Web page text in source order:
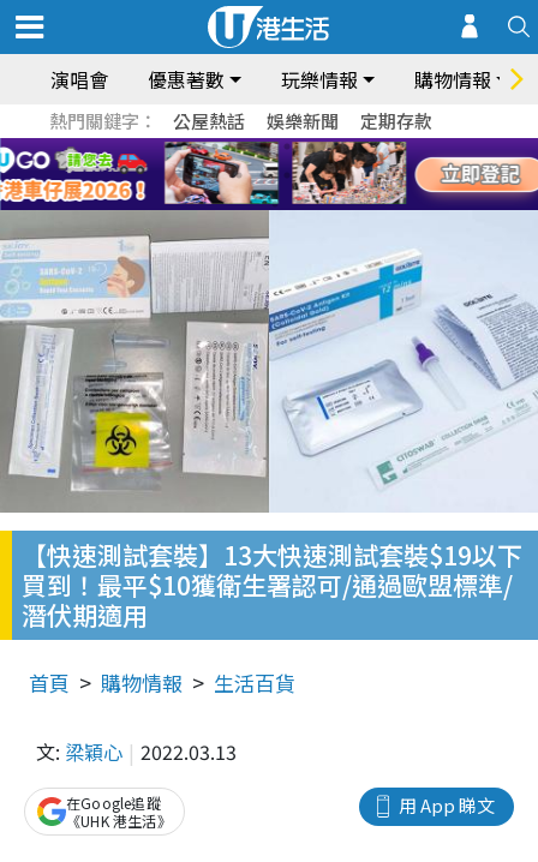
演唱會 優惠著數 玩樂情報 購物情報
熱門關鍵字： 公屋熱話 娛樂新聞 定期存款
【快速測試套裝】13大快速測試套裝$19以下
買到！最平$10獲衛生署認可/通過歐盟標準/
潛伏期適用
首頁 購物情報 生活百貨
文: 梁穎心 2022.03.13
用 App 睇文
在Google追蹤
《UHK 港生活》